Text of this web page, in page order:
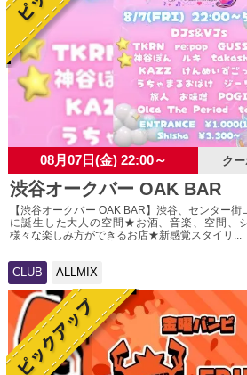
08月07日(金) 22:00～ ク
渋谷オークバー OAK BAR
【渋谷オークバー OAK BAR】渋谷、センター街
に誕生した大人の空間★お酒、音楽、空間、
様々な楽しみ方ができるお店★新感覚スタイリ...
CLUB ALLMIX